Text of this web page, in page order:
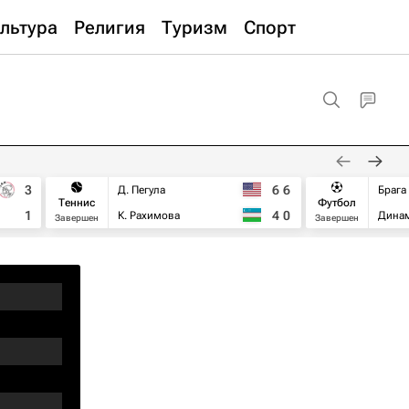
Религия Туризм Спорт
3
1
Теннис
Завершен
Д. Пегула
К. Рахимова
6 6
4 0
Футбол
Завершен
Брага